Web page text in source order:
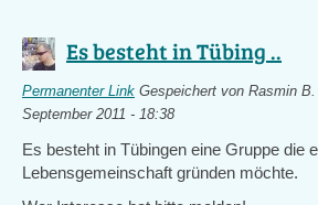
Es besteht in Tübing ..
Permanenter Link Gespeichert von Rasmin
September 2011 - 18:38
Es besteht in Tübingen eine Gruppe die
Lebensgemeinschaft gründen möchte.